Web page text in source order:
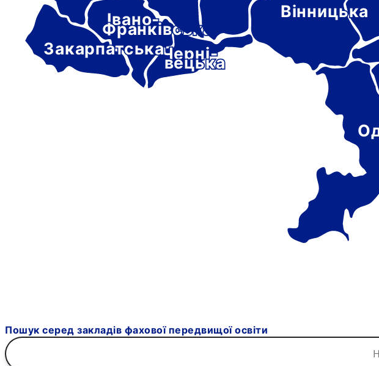
Черні-
вецька
Івано-
Франківська
Вінницька
Закарпатська
Пошук серед закладів фахової передвищої освіти